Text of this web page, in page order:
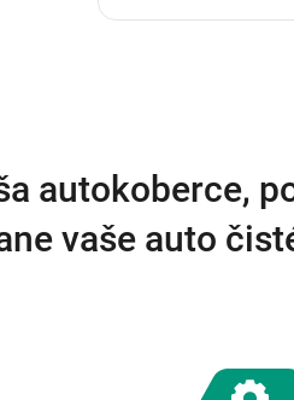
autokoberce,
vaše auto